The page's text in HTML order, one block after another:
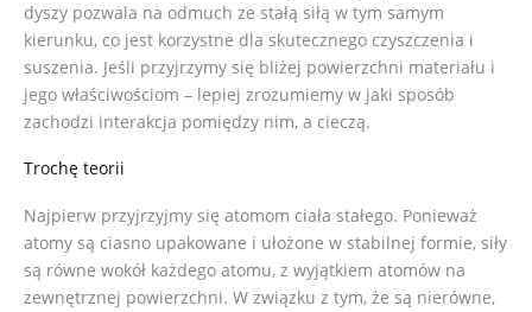
dyszy pozwala na odmuch ze stałą siłą w tym samym
kierunku, co jest korzystne dla skutecznego czyszczenia i
suszenia. Jeśli przyjrzymy się bliżej powierzchni materiału i
jego właściwościom – lepiej zrozumiemy w jaki sposób
zachodzi interakcja pomiędzy nim, a cieczą.
Trochę teorii
Najpierw przyjrzyjmy się atomom ciała stałego. Ponieważ
atomy są ciasno upakowane i ułożone w stabilnej formie, siły
są równe wokół każdego atomu, z wyjątkiem atomów na
zewnętrznej powierzchni. W związku z tym, że są nierówne,